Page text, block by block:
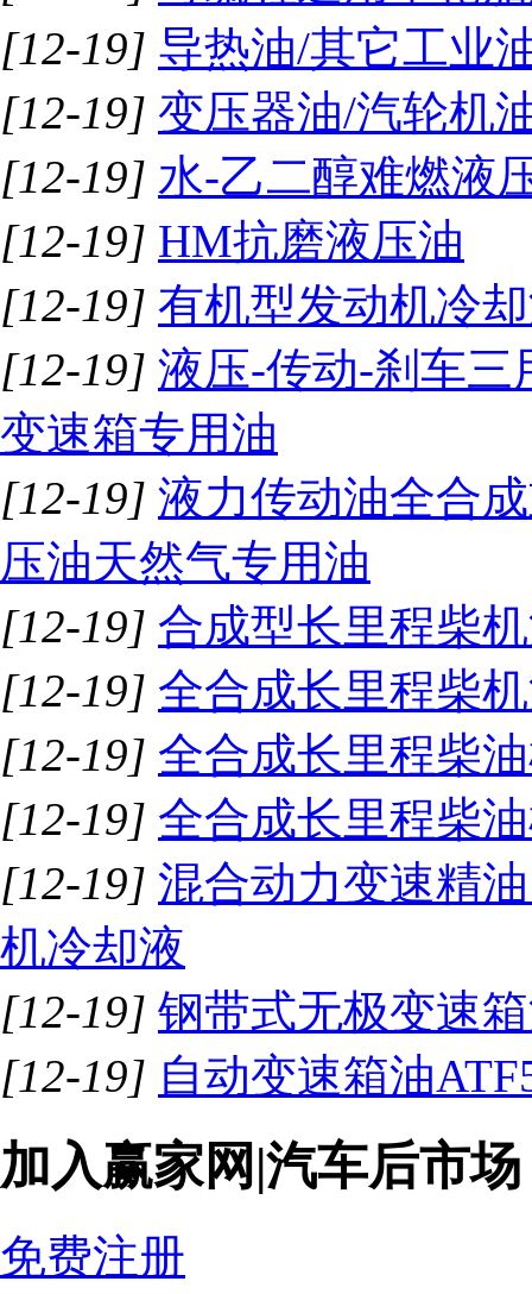
[12-19] 导热油/其它工业
[12-19] 变压器油/汽轮机
[12-19] 水-乙二醇难燃液
[12-19] HM抗磨液压油
[12-19] 有机型发动机冷
[12-19] 液压-传动-刹车三
变速箱专用油
[12-19] 液力传动油全合
压油天然气专用油
[12-19] 合成型长里程柴
[12-19] 全合成长里程柴
[12-19] 全合成长里程柴
[12-19] 全合成长里程柴
[12-19] 混合动力变速精
机冷却液
[12-19] 钢带式无极变速
[12-19] 自动变速箱油
加入赢家网|汽车后市
免费注册
三门完美汽车用品有限公司
饶平县奥立信汽车用品厂